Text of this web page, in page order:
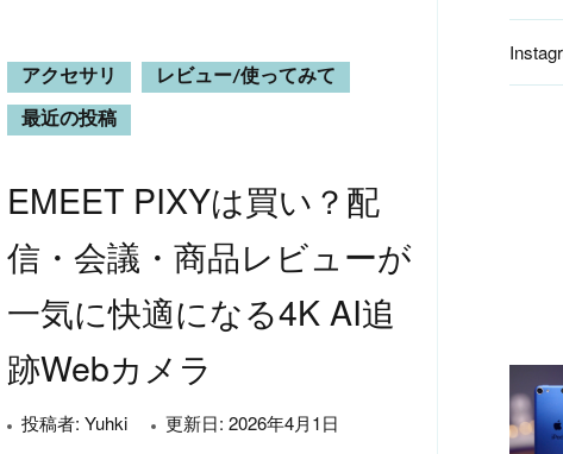
アクセサリ
レビュー/使ってみて
最近の投稿
EMEET PIXYは買い？配
信・会議・商品レビューが
一気に快適になる4K AI追
跡Webカメラ
投稿者: Yuhki 更新日: 2026年4月1日